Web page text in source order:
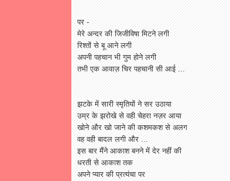
पर -
मेरे अन्दर की जिजीविषा मिटने लगी
रिश्तों से बू आने लगी
अपनी पहचान भी गुम होने लगी
तभी एक आवाज़ चिर पहचानी सी आई ...
झटके में सारी स्मृतियों ने सर उठाया
उम्र के झरोखे से वही चेहरा नज़र आया
खोने और खो जाने की कशमकश से अलग
वह वही बादल लगी और ...
इस बार मैंने आकाश बनने में देर नहीं की
धरती से आकाश तक
अपने प्यार की प्रत्यंचा पर